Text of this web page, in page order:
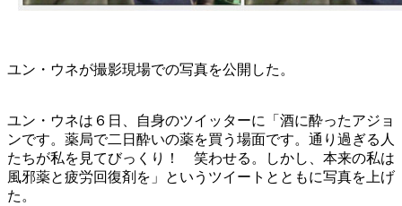
ユン・ウネが撮影現場での写真を公開した。
ユン・ウネは６日、自身のツイッターに「酒に酔ったアジョ
ンです。薬局で二日酔いの薬を買う場面です。通り過ぎる人
たちが私を見てびっくり！ 笑わせる。しかし、本来の私は
風邪薬と疲労回復剤を」というツイートとともに写真を上げ
た。